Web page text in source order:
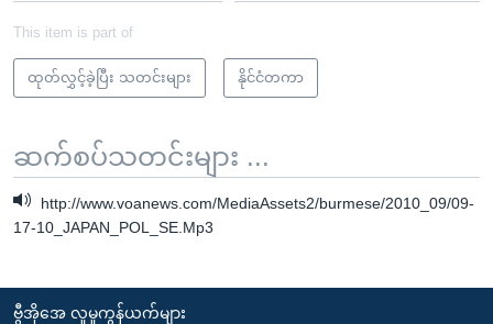
This item is part of
ထုတ်လွှင့်ခဲ့ပြီး သတင်းများ နိုင်ငံတကာ
ဆက်စပ်သတင်းများ ...
http://www.voanews.com/MediaAssets2/burmese/2010_09/09-
17-10_JAPAN_POL_SE.Mp3
ဗွီအိုအေ လူမှုကွန်ယက်များ